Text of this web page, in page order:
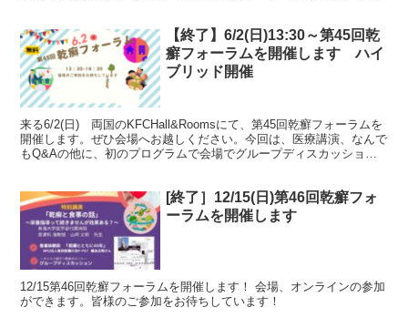
【終了】6/2(日)13:30～第45回乾
癬フォーラムを開催します ハイ
ブリッド開催
来る6/2(日) 両国のKFCHall&Roomsにて、第45回乾癬フォーラムを
開催します。ぜひ会場へお越しください。今回は、医療講演、なんで
もQ&Aの他に、初のプログラムで会場でグループディスカッション
[終了］12/15(日)第46回乾癬フォ
ーラムを開催します
12/15第46回乾癬フォーラムを開催します！ 会場、オンラインの参加
ができます。皆様のご参加をお待ちしています！